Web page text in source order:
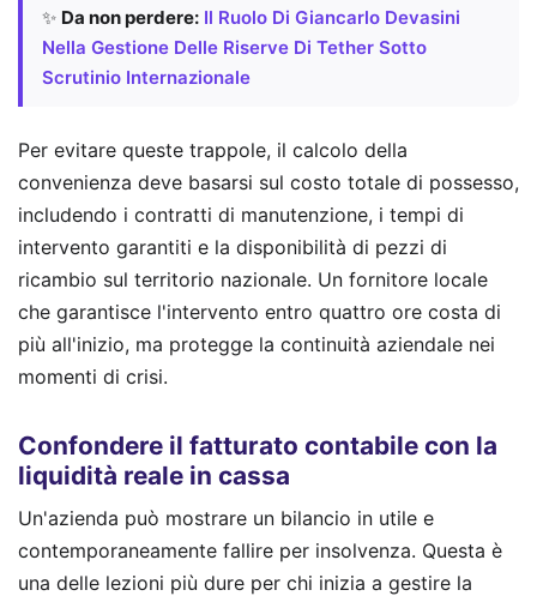
✨ Da non perdere: Il Ruolo Di Giancarlo Devasini
Nella Gestione Delle Riserve Di Tether Sotto
Scrutinio Internazionale
Per evitare queste trappole, il calcolo della
convenienza deve basarsi sul costo totale di possesso,
includendo i contratti di manutenzione, i tempi di
intervento garantiti e la disponibilità di pezzi di
ricambio sul territorio nazionale. Un fornitore locale
che garantisce l'intervento entro quattro ore costa di
più all'inizio, ma protegge la continuità aziendale nei
momenti di crisi.
Confondere il fatturato contabile con la
liquidità reale in cassa
Un'azienda può mostrare un bilancio in utile e
contemporaneamente fallire per insolvenza. Questa è
una delle lezioni più dure per chi inizia a gestire la